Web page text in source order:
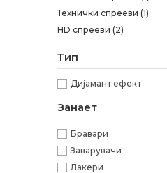
Технички спрееви (1)
HD спрееви (2)
Тип
Дијамант ефект
Занает
Бравари
Заварувачи
Лакери